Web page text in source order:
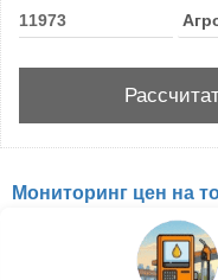
Мониторинг цен на